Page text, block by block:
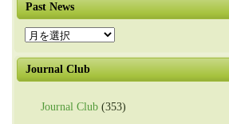
Past News
Past
News
Journal Club
Journal Club (353)